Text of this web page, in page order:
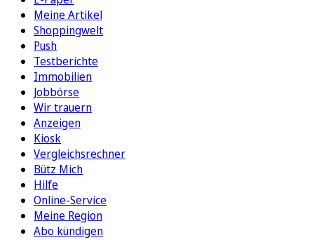
Meine Artikel
Shoppingwelt
Push
Testberichte
Immobilien
Jobbörse
Wir trauern
Anzeigen
Kiosk
Vergleichsrechner
Bütz Mich
Hilfe
Online-Service
Meine Region
Abo kündigen